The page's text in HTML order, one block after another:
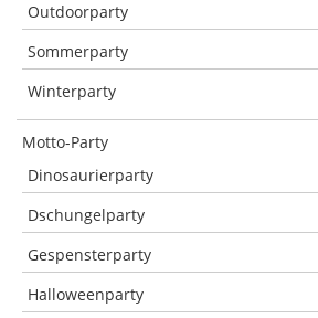
Outdoorparty
Sommerparty
Winterparty
Motto-Party
Dinosaurierparty
Dschungelparty
Gespensterparty
Halloweenparty